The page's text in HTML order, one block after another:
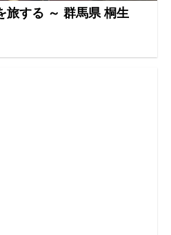
旅する ～ 群馬県 桐生